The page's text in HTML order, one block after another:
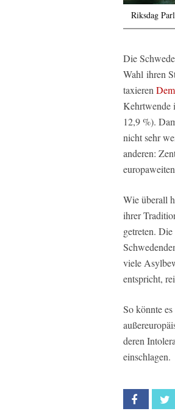
Riksdag
Die
Wahl ihren
taxieren
Kehrtwende
12,9 %).
nicht sehr
anderen:
Wie überall
ihrer
getreten.
viele
entspricht,
So könnte
deren
einschlagen.